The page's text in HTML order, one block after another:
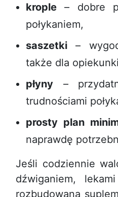
krople – dobre
połykaniem,
saszetki –
także dla
płyny –
trudnościami
prosty plan
naprawdę
Jeśli codziennie
dźwiganiem,
rozbudowana